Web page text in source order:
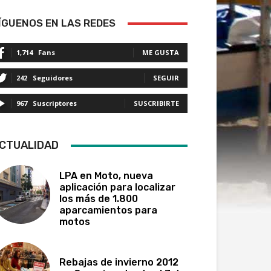
EN LAS REDES
1,714 Fans ME GUSTA
242 Seguidores SEGUIR
967 Suscriptores SUSCRIBIRTE
LPA en Moto, nueva
aplicación para localizar
los más de 1.800
aparcamientos para
motos
Rebajas de invierno 2012